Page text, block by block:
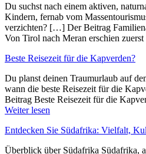
Du suchst nach einem aktiven,
Kindern, fernab vom
verzichten? […] Der Beitrag
Von Tirol nach Meran erschien zuerst
Beste Reisezeit für die Kapverden?
Du planst deinen Traumurlaub auf
wann die beste Reisezeit für die
Beitrag Beste Reisezeit für die
Weiter lesen
Entdecken Sie Südafrika: Vielfalt,
Überblick ü‬ber Südafrika Südafrika,